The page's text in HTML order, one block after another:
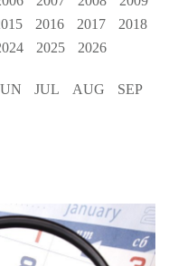
2016 2017
2018
2025 2026
JUL AUG
SEP